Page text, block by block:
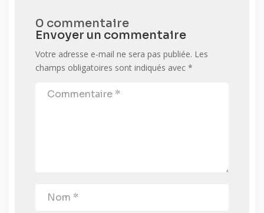
0 commentaire
Envoyer un commentaire
Votre adresse e-mail ne sera pas publiée. Les
champs obligatoires sont indiqués avec *